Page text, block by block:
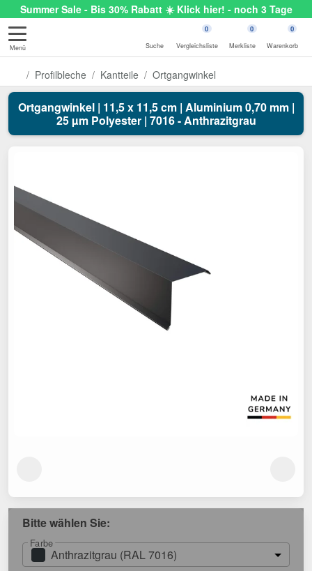
Summer Sale - Bis 30% Rabatt ☀️ Klick hier! - noch 3 Tage
Menü Suche
0
Vergleichsliste
0
Merkliste
0
Warenkorb
Profilbleche Kantteile Ortgangwinkel
Ortgangwinkel | 11,5 x 11,5 cm | Aluminium 0,70 mm |
25 µm Polyester | 7016 - Anthrazitgrau
Bitte wählen Sie:
Farbe
Anthrazitgrau (RAL 7016)